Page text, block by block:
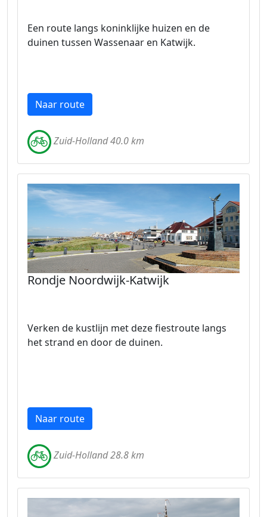
Een route langs koninklijke huizen en de
duinen tussen Wassenaar en Katwijk.
Naar route
Zuid-Holland 40.0 km
Rondje Noordwijk-Katwijk
Verken de kustlijn met deze fiestroute langs
het strand en door de duinen.
Naar route
Zuid-Holland 28.8 km